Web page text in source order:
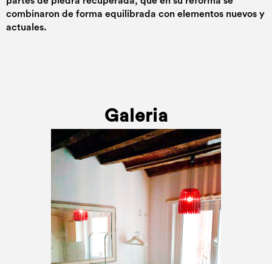
combinaron de forma equilibrada con elementos nuevos y
actuales.
Galeria